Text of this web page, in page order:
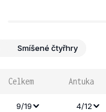
Smíšené čtyřhry
Celkem Antuka
9/19 4/12